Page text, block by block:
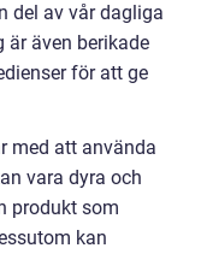
del av vår dagliga
är även berikade
för att ge
med att använda
vara dyra och
produkt som
kan